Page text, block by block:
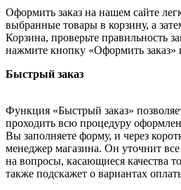
Оформить заказ на нашем сайте
выбранные товары в корзину, а
Корзина, проверьте правильность
нажмите кнопку «Оформить заказ»
Быстрый заказ
Функция «Быстрый заказ»
проходить всю процедуру
Вы заполняете форму, и через
менеджер магазина. Он уточнит все
на вопросы, касающиеся качества
также подскажет о вариантах